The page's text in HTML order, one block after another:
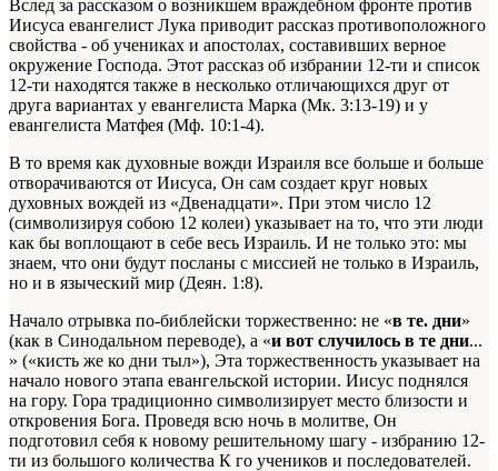
Вслед за рассказом о возникшем враждебном фронте против
Иисуса евангелист Лука приводит рассказ противоположного
свойства - об учениках и апостолах, составивших верное
окружение Господа. Этот рассказ об избрании 12-ти и список
12-ти находятся также в несколько отличающихся друг от
друга вариантах у евангелиста Марка (Мк. 3:13-19) и у
евангелиста Матфея (Мф. 10:1-4).
В то время как духовные вожди Израиля все больше и больше
отворачиваются от Иисуса, Он сам создает круг новых
духовных вождей из «Двенадцати». При этом число 12
(символизируя собою 12 колеи) указывает на то, что эти люди
как бы воплощают в себе весь Израиль. И не только это: мы
знаем, что они будут посланы с миссией не только в Израиль,
но и в языческий мир (Деян. 1:8).
Начало отрывка по-библейски торжественно: не «в те. дни»
(как в Синодальном переводе), а «и вот случилось в те дни...
» («кисть же ко дни тыл»), Эта торжественность указывает на
начало нового этапа евангельской истории. Иисус поднялся
на гору. Гора традиционно символизирует место близости и
откровения Бога. Проведя всю ночь в молитве, Он
подготовил себя к новому решительному шагу - избранию 12-
ти из большого количества К го учеников и последователей.